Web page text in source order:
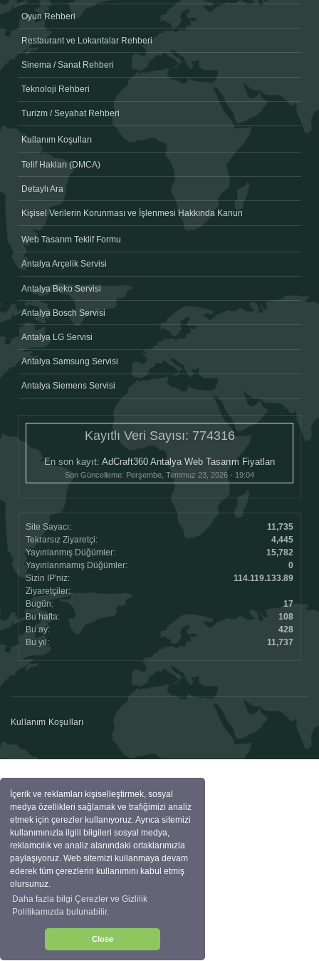
İçerik ve reklamları kişiselleştirmek, sosyal
medya özellikleri sağlamak ve trafiğimizi analiz
etmek için çerezler kullanıyoruz. Ayrıca sitemizi
kullanımınızla ilgili bilgileri sosyal medya,
reklamcılık ve analiz alanındaki ortaklarımızla
paylaşıyoruz. Web sitemizi kullanmaya devam
ederek tüm çerezlerin kullanımını kabul etmiş
olursunuz.
Daha fazla bilgi Çerezler ve Gizlilik
Politikamızda bulunabilir.
Close
Oyun Rehberi
Restaurant ve Lokantalar Rehberi
Sinema / Sanat Rehberi
Teknoloji Rehberi
Turizm / Seyahat Rehberi
Kullanım Koşulları
Telif Hakları (DMCA)
Detaylı Ara
Kişisel Verilerin Korunması ve İşlenmesi Hakkında Kanun
Web Tasarım Teklif Formu
Antalya Arçelik Servisi
Antalya Beko Servisi
Antalya Bosch Servisi
Antalya LG Servisi
Antalya Samsung Servisi
Antalya Siemens Servisi
Kayıtlı Veri Sayısı: 774316
En son kayıt: AdCraft360 Antalya Web Tasarım Fiyatları
Son Güncelleme: Perşembe, Temmuz 23, 2026 - 19:04
Site Sayacı:
11,735
Tekrarsız Ziyaretçi:
4,445
Yayınlanmış Düğümler:
15,782
Yayınlanmamış Düğümler:
0
Sizin IP'niz:
114.119.133.89
Ziyaretçiler:
Bugün:
17
Bu hafta:
108
Bu ay:
428
Bu yıl:
11,737
Kullanım Koşulları